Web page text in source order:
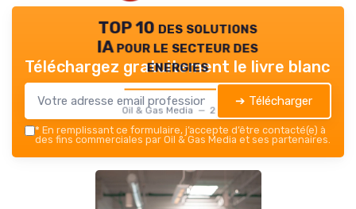
TOP 10 des solutions
IA pour le secteur des
energies
Oil & Gas Media — 2026
Téléchargez gratuitement le livre blanc
➔ Télécharger
* En remplissant ce formulaire, j’accepte d’être contacté(e) à
des fins commerciales par Oil & Gas Media et ses partenaires.